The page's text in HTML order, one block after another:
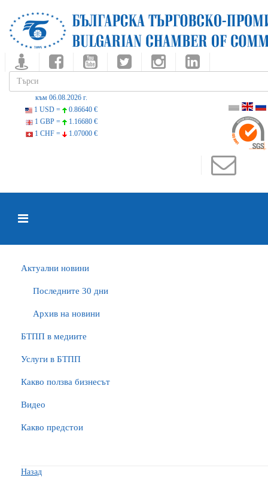
към 06.08.2026 г.
1 USD =
0.86640 €
1 GBP =
1.16680 €
1 CHF =
1.07000 €
Актуални новини
Последните 30 дни
Архив на новини
БTПП в медиите
Услуги в БТПП
Какво ползва бизнесът
Видео
Какво предстои
Назад